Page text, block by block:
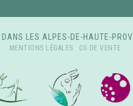
LES ALPES-DE-HAUTE-
MENTIONS LÉGALES - CG DE VENTE